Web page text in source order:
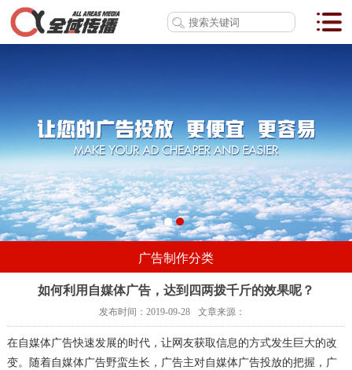
广告制作分类
如何利用自媒体广告，达到四两拨千斤的效果呢？
发布时间： 2019-09-28 文章来源：
在自媒体广告快速发展的时代，让网友获取信息的方式发生巨大的改
变。随着自媒体广告野蛮生长，广告主对自媒体广告投放的把握，广